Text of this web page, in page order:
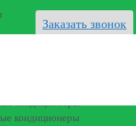
Заказать звонок
кондиционеры